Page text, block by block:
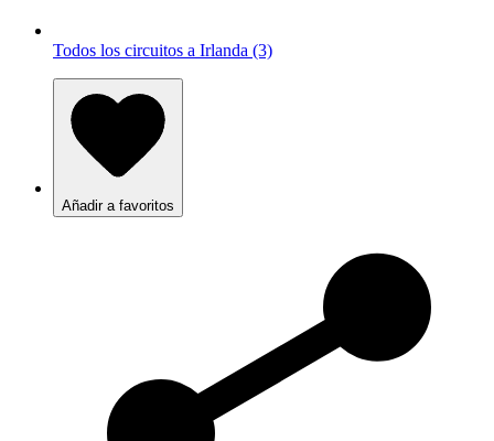
Todos los circuitos a Irlanda (3)
Añadir a favoritos